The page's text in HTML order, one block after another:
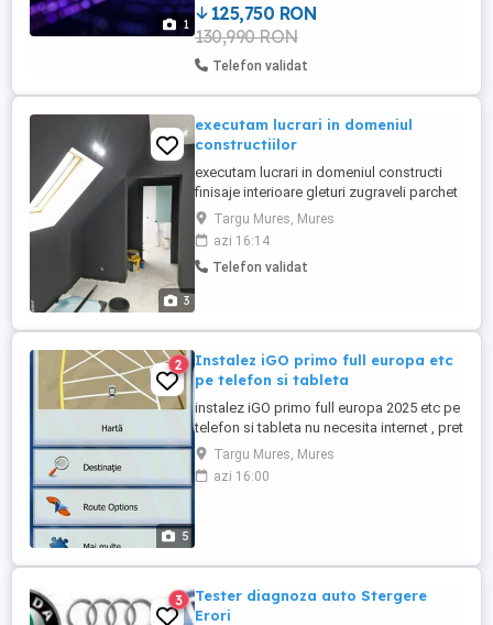
1
marimi, sunt 200 de produse diferite. Nu
am un site personal, am contract cu
majoritatea marketplace-urilor(unde
societatile ...
125,750 RON
130,990 RON
Telefon validat
3
executam lucrari in domeniul
constructiilor
executam lucrari in domeniul constructi
finisaje interioare gleturi zugraveli parchet
gresie faianta bai garduri tencuieli sape si
orce fel de lucrare care apartine de
constructi va oferim lucru de calitate la
preturi avantajoase santem o echipa
Targu Mures, Mures
azi 16:14
Telefon validat
5
2
Instalez iGO primo full europa etc
pe telefon si tableta
instalez iGO primo full europa 2025 etc pe
telefon si tableta nu necesita internet , pret
100ron.
Targu Mures, Mures
azi 16:00
3
Tester diagnoza auto Stergere
Erori